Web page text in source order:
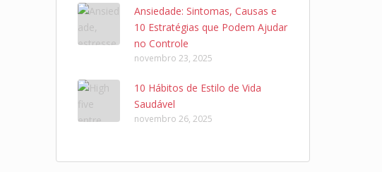
Ansiedade: Sintomas, Causas e
10 Estratégias que Podem Ajudar
no Controle
novembro 23, 2025
10 Hábitos de Estilo de Vida
Saudável
novembro 26, 2025